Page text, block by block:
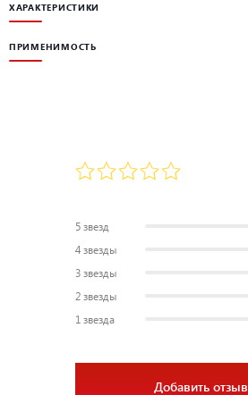
ХАРАКТЕРИСТИКИ
ПРИМЕНИМОСТЬ
5 звезд
4 звезды
3 звезды
2 звезды
1 звезда
Добавить отзыв